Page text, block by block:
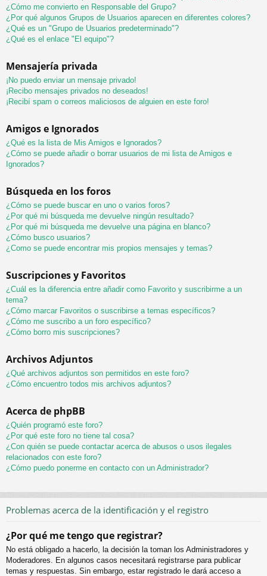
¿Cómo me convierto en Responsable del Grupo?
¿Por qué algunos Grupos de Usuarios aparecen en diferentes colores?
¿Qué es un "Grupo de Usuarios predeterminado"?
¿Qué es el enlace "El equipo"?
Mensajería privada
¡No puedo enviar un mensaje privado!
¡Recibo mensajes privados no deseados!
¡Recibí spam o correos maliciosos de alguien en este foro!
Amigos e Ignorados
¿Qué es la lista de Mis Amigos e Ignorados?
¿Cómo se puede añadir o borrar usuarios de mi lista de Amigos e
Ignorados?
Búsqueda en los foros
¿Cómo se puede buscar en uno o varios foros?
¿Por qué mi búsqueda me devuelve ningún resultado?
¿Por qué mi búsqueda me devuelve una página en blanco?
¿Cómo busco usuarios?
¿Como se puede encontrar mis propios mensajes y temas?
Suscripciones y Favoritos
¿Cuál es la diferencia entre añadir como Favorito y suscribirme a un
tema?
¿Cómo marcar Favoritos o suscribirse a temas específicos?
¿Cómo me suscribo a un foro específico?
¿Cómo borro mis suscripciones?
Archivos Adjuntos
¿Qué archivos adjuntos son permitidos en este foro?
¿Cómo encuentro todos mis archivos adjuntos?
Acerca de phpBB
¿Quién programó este foro?
¿Por qué este foro no tiene tal cosa?
¿Con quién se puede contactar acerca de abusos o usos ilegales
relacionados con este foro?
¿Cómo puedo ponerme en contacto con un Administrador?
Problemas acerca de la identificación y el registro
¿Por qué me tengo que registrar?
No está obligado a hacerlo, la decisión la toman los Administradores y
Moderadores. En algunos casos necesitará registrarse para publicar
temas y respuestas. Sin embargo, estar registrado le dará acceso a